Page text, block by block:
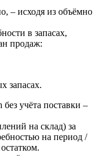
– исходя из объёмно
в запасах,
продаж:
запасах.
без учёта поставки –
на склад) за
на период /